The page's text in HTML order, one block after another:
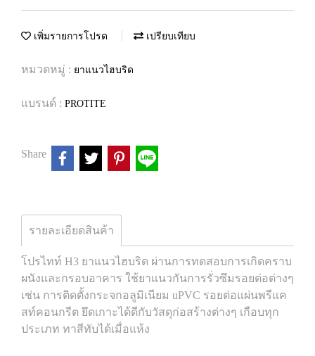
เพิ่มรายการโปรด เปรียบเทียบ
หมวดหมู่ : ยาแนวไฮบริด
แบรนด์ : PROTITE
Share
รายละเอียดสินค้า
โปรไทท์ H3 ยาแนวไฮบริด ผ่านการทดสอบการเกิดคราบ
ผนังและกรอบอาคาร ใช้ยาแนวกันการรั่วซึมรอยต่อต่างๆ
เช่น การติดตั้งกระจกอลูมิเนียม uPVC รอยต่อแผ่นพรีแค
สท์คอนกรีต ยึดเกาะได้ดีกับวัสดุก่อสร้างต่างๆ เกือบทุก
ประเภท ทาสีทับได้เมื่อแห้ง